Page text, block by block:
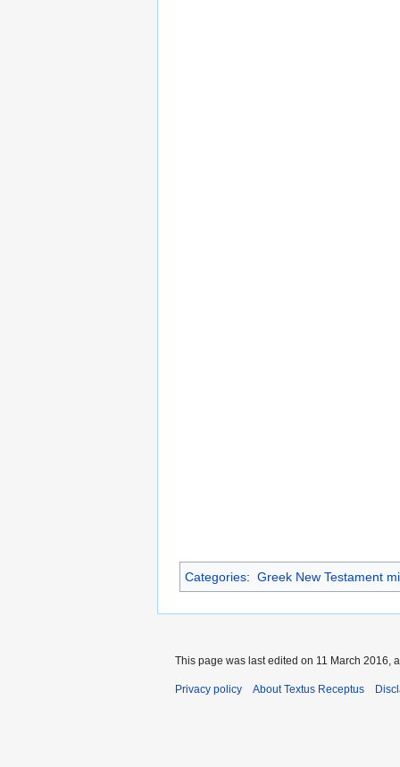
Categories: Greek New Testament
This page was last edited on 11 March 2016,
Privacy policy About Textus Receptus